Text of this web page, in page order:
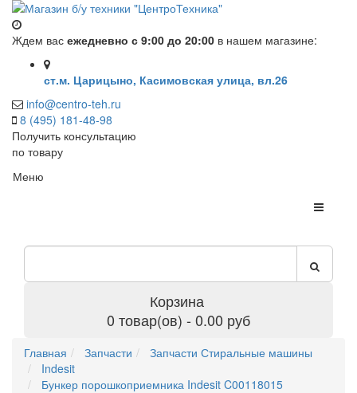
Ждем вас ежедневно с 9:00 до 20:00 в нашем магазине:
ст.м. Царицыно, Касимовская улица, вл.26
info@centro-teh.ru
8 (495) 181-48-98
Получить консультацию
по товару
Меню
Корзина
0 товар(ов) - 0.00 руб
Главная Запчасти
Запчасти Стиральные машины
Indesit
Бункер порошкоприемника Indesit C00118015